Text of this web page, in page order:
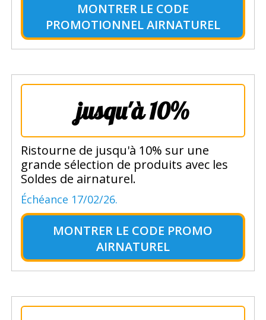
MONTRER LE CODE
PROMOTIONNEL AIRNATUREL
jusqu'à 10%
Ristourne de jusqu'à 10% sur une
grande sélection de produits avec les
Soldes de airnaturel.
Échéance 17/02/26.
MONTRER LE CODE PROMO
AIRNATUREL